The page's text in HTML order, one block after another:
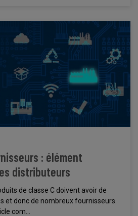
: élément
distributeurs
de classe C doivent avoir de
et donc de nombreux fournisseurs.
com...